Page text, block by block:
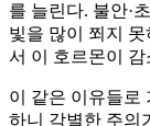
를 늘린다. 불안·
빛을 많이 쬐지
서 이 호르몬이
이 같은 이유들로
하니 각별한 주의